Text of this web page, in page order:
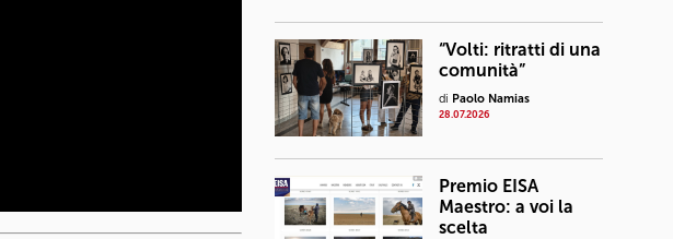
“Volti: ritratti di una
comunità”
di Paolo Namias
28.07.2026
Premio EISA
Maestro: a voi la
scelta